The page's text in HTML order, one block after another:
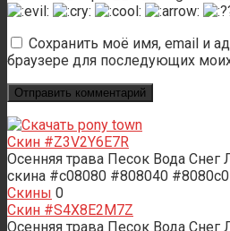
Сохранить моё имя, email и
браузере для последующих
Скин #Z3V2Y6E7R
Осенняя трава Песок Вода
скина #c08080 #808040
Скины 0
Скин #S4X8E2M7Z
Осенняя трава Песок Вода